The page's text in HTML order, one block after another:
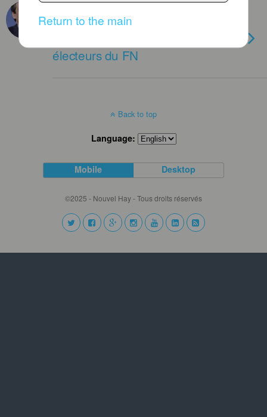
SEPTEMBER 11TH, 2013
Serait-ce le sondage IFOP ?
électeurs du FN
Back to top
Language:
Mobile Desktop
©2025 - Nouvel Hay - Tous droits réservés
Return to the main